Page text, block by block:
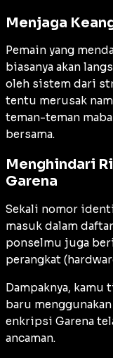
Menjaga
Pemain yang
biasanya akan
oleh sistem dari
tentu merusak
teman-teman
bersama.
Menghindari
Garena
Sekali nomor
masuk dalam
ponselmu juga
perangkat (
Dampaknya, kamu
baru
enkripsi Garena
ancaman.